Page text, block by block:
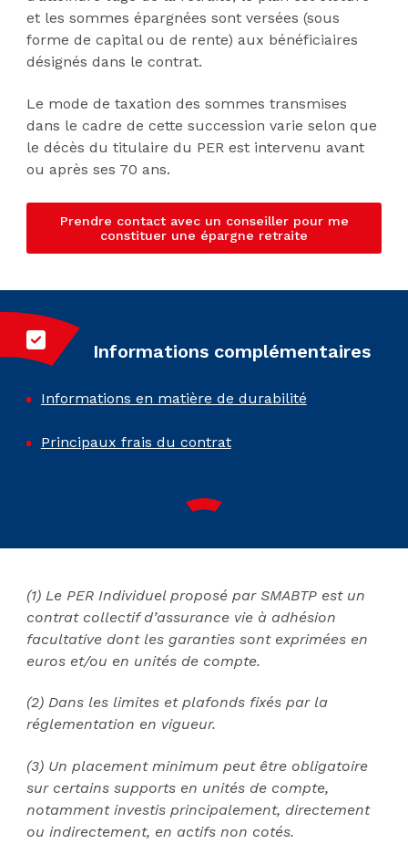
et les sommes épargnées sont versées (sous
forme de capital ou de rente) aux bénéficiaires
désignés dans le contrat.
Le mode de taxation des sommes transmises
dans le cadre de cette succession varie selon que
le décès du titulaire du PER est intervenu avant
ou après ses 70 ans.
Prendre contact avec un conseiller pour me
constituer une épargne retraite
Informations complémentaires
Informations en matière de durabilité
Principaux frais du contrat
(1) Le PER Individuel proposé par SMABTP est un
contrat collectif d’assurance vie à adhésion
facultative dont les garanties sont exprimées en
euros et/ou en unités de compte.
(2) Dans les limites et plafonds fixés par la
réglementation en vigueur.
(3) Un placement minimum peut être obligatoire
sur certains supports en unités de compte,
notamment investis principalement, directement
ou indirectement, en actifs non cotés.